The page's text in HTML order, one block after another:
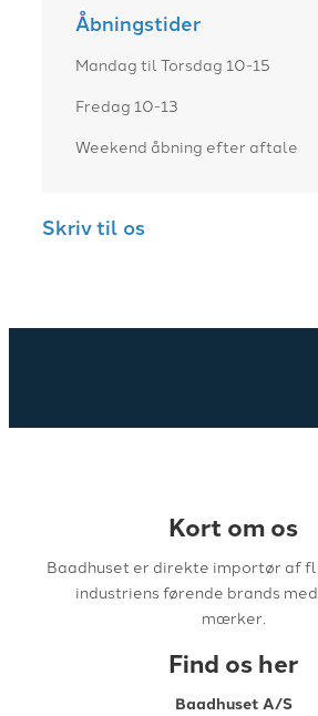
Åbningstider
Mandag til Torsdag 10-15
Fredag 10-13
Weekend åbning efter aftale
Skriv til os
Kort om os
Baadhuset er direkte importør af
industriens førende brands
mærker.
Find os her
Baadhuset A/S